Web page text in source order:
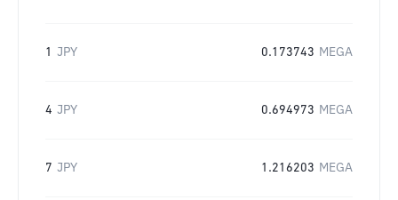
1 JPY 0.173743 MEGA
4 JPY 0.694973 MEGA
7 JPY 1.216203 MEGA